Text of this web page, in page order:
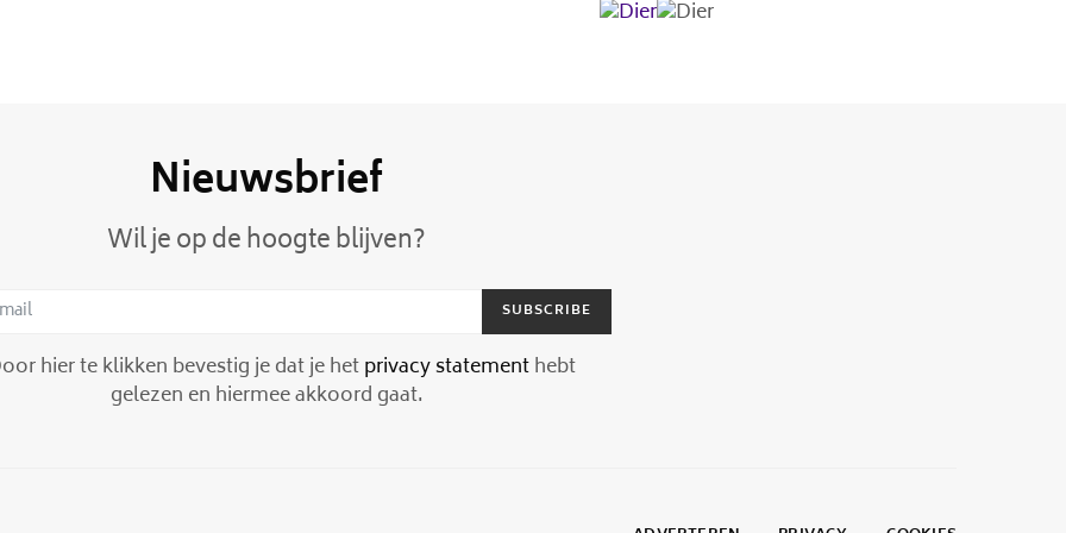
Nieuwsbrief
Wil je op de hoogte blijven?
SUBSCRIBE
hier te klikken bevestig je dat je hetprivacy statementhebt
gelezen en hiermee akkoord gaat.